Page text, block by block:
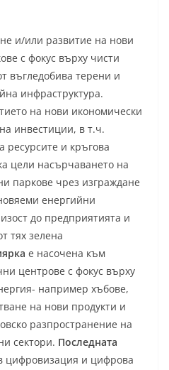
и/или развитие на нови
с фокус върху чисти
въгледобива терени и
инфраструктура.
на нови икономически
инвестиции, в т.ч.
ресурсите и кръгова
цели насърчаването на
паркове чрез изграждане
енергийни
до предприятията и
тях зелена
е насочена към
центрове с фокус върху
например хъбове,
на нови продукти и
разпространение на
сектори. Последната
цифровизация и цифрова